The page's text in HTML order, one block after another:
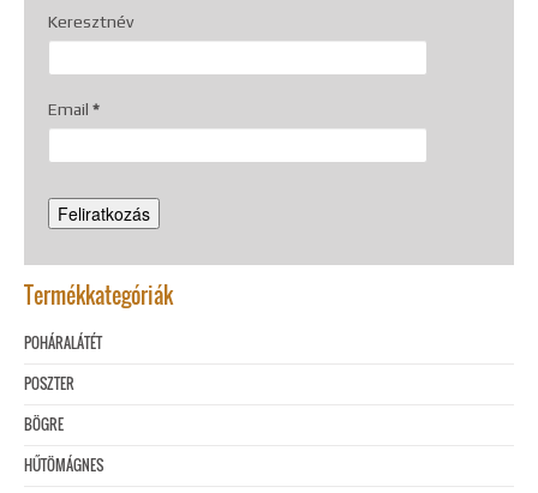
Keresztnév
Email *
Termékkategóriák
POHÁRALÁTÉT
POSZTER
BÖGRE
HŰTÖMÁGNES